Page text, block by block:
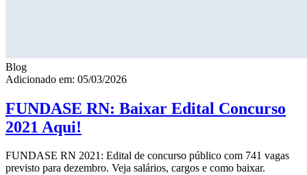
Blog
Adicionado em: 05/03/2026
FUNDASE RN: Baixar Edital Concurso
2021 Aqui!
FUNDASE RN 2021: Edital de concurso público com 741 vagas
previsto para dezembro. Veja salários, cargos e como baixar.